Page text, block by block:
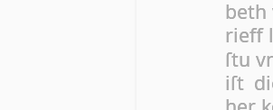
beth
rieff
ſtu
iſt